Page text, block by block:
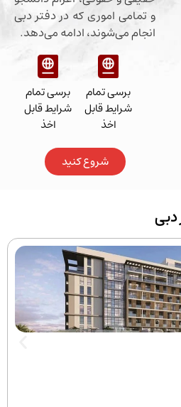
اموری که در دفتر دبی
می‌شوند، ادامه می‌دهد.
برسی تمام
شرایط قابل
اخذ
شروع کنید